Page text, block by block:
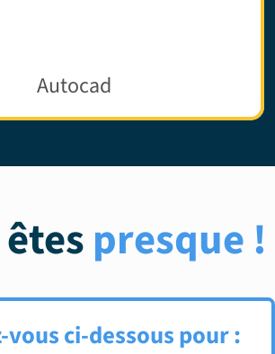
Autocad
presque !
ci-dessous pour :